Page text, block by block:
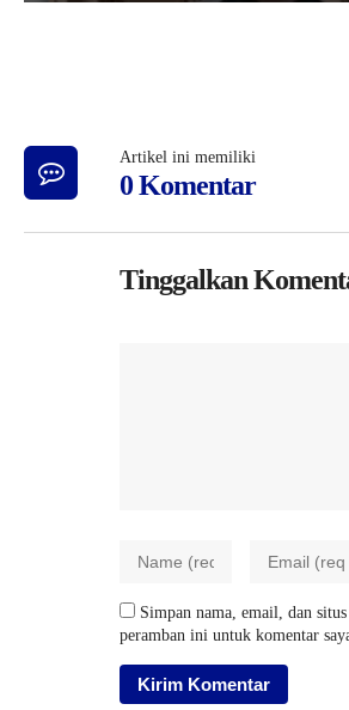
Artikel ini memiliki
0 Komentar
Tinggalkan
Simpan nama, email, dan
peramban ini untuk komentar